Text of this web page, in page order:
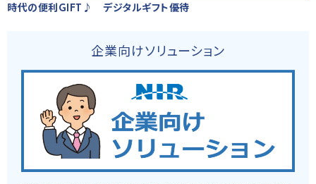
時代の便利GIFT♪ デジタルギフト優待
企業向けソリューション